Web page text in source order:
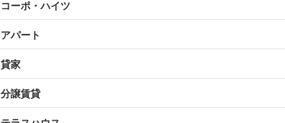
コーポ・ハイツ
アパート
貸家
分譲賃貸